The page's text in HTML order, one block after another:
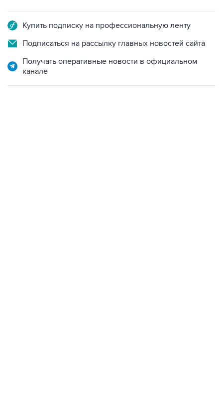
Подписаться на рассылку главных новостей сайта
Получать оперативные новости в официальном